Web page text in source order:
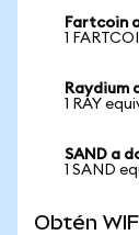
Fartcoin
1
Raydium
1 RAY
SAND a
1 SAND
Obtén